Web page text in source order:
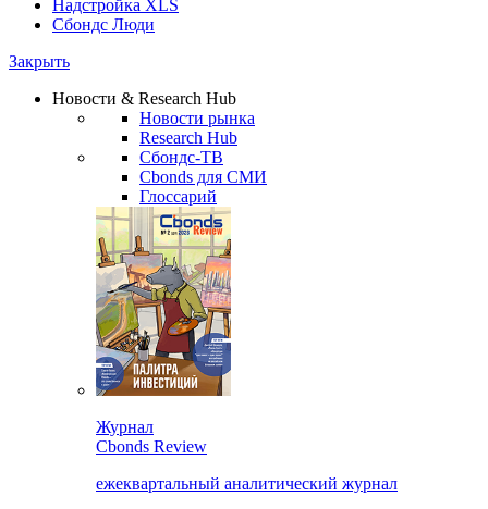
Надстройка XLS
Сбондс Люди
Закрыть
Новости & Research Hub
Новости рынка
Research Hub
Сбондс-ТВ
Cbonds для СМИ
Глоссарий
Журнал
Cbonds Review
ежеквартальный аналитический журнал